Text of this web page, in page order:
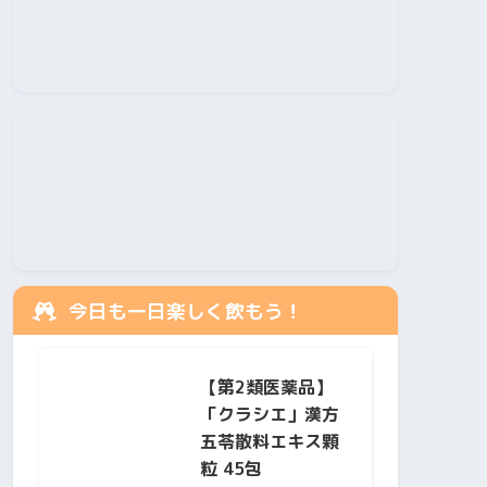
今日も一日楽しく飲もう！
【第2類医薬品】
「クラシエ」漢方
五苓散料エキス顆
粒 45包